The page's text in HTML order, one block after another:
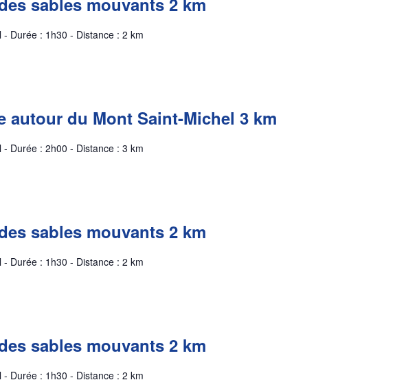
Durée : 1h30 - Distance : 2 km
autour du Mont Saint-Michel 3 km
Durée : 2h00 - Distance : 3 km
sables mouvants 2 km
Durée : 1h30 - Distance : 2 km
sables mouvants 2 km
Durée : 1h30 - Distance : 2 km